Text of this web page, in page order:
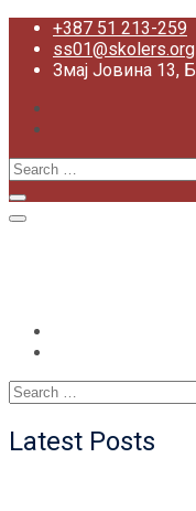
Skip
content
+387 51 213-259
ss01@skolers.org
Змај Јовина 13,
Search
for:
Search
for:
Latest Posts